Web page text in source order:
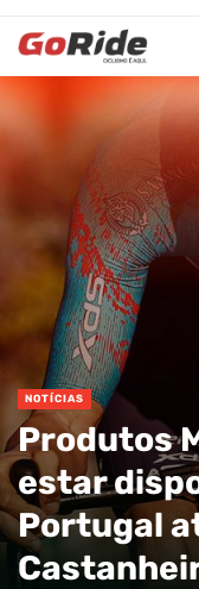
NOTÍCIAS
Produtos
estar
Portugal